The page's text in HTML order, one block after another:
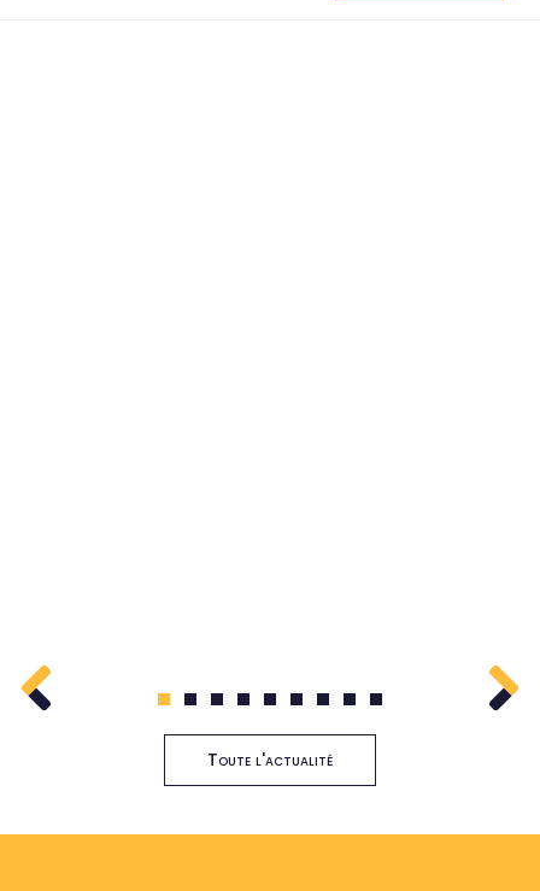
1 2 3 4 5 6 7 8 9
Toute l'actualité